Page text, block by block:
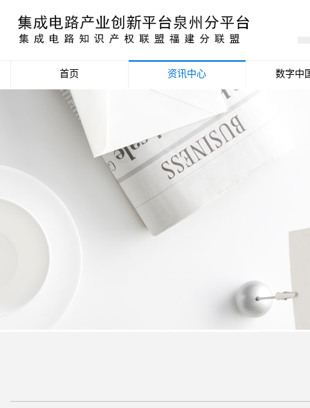
首页 资讯中心
政策信息
活动公告
数据统计分析
数字中